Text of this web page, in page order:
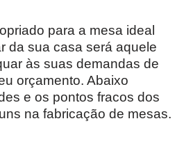
para a mesa ideal
da sua casa será aquele
às suas demandas de
orçamento. Abaixo
e os pontos fracos dos
na fabricação de mesas.